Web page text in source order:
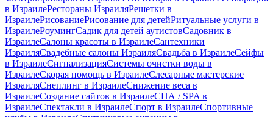
в ИзраилеРестораны ИзраиляРешетки в
ИзраилеРисованиеРисование для детейРитуальные услуги в
ИзраилеРоумингСадик для детей аутистовСадовник в
ИзраилеСалоны красоты в ИзраилеСантехники
ИзраиляСвадебные салоны ИзраиляСвадьба в ИзраилеСейфы
в ИзраилеСигнализацияСистемы очистки воды в
ИзраилеСкорая помощь в ИзраилеСлесарные мастерские
ИзраиляСнеплинг в ИзраилеСнижение веса в
ИзраилеСоздание сайтов в ИзраилеСПА / SPA в
ИзраилеСпектакли в ИзраилеСпорт в ИзраилеСпортивные